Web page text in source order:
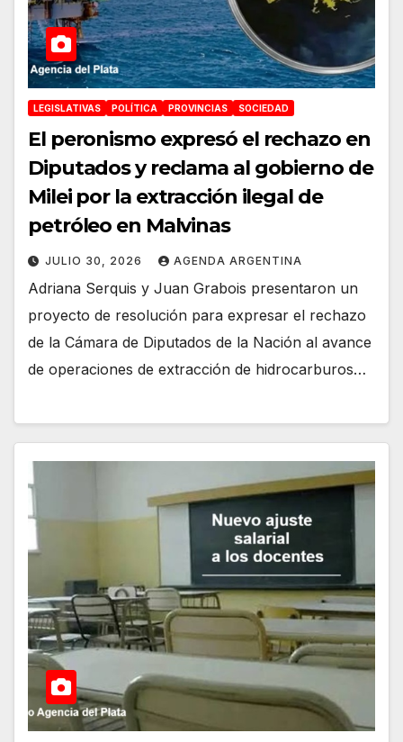
LEGISLATIVAS POLÍTICA PROVINCIAS SOCIEDAD
El peronismo expresó el rechazo en
Diputados y reclama al gobierno de
Milei por la extracción ilegal de
petróleo en Malvinas
JULIO 30, 2026 AGENDA ARGENTINA
Adriana Serquis y Juan Grabois presentaron un
proyecto de resolución para expresar el rechazo
de la Cámara de Diputados de la Nación al avance
de operaciones de extracción de hidrocarburos…